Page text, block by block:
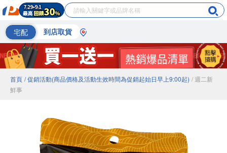
宅配 到店取貨
首頁 / 促銷活動(商品價格及活動生效時間為促銷起始日早上9:00起) / 週二新
鮮事